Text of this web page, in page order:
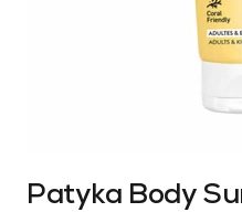
Patyka Body